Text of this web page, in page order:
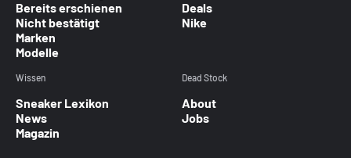
Bereits erschienen
Nicht bestätigt
Marken
Modelle
Deals
Nike
Wissen
Sneaker Lexikon
News
Magazin
Dead Stock
About
Jobs